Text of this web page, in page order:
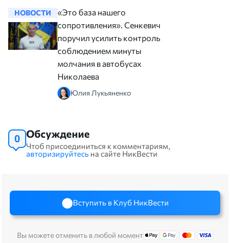
НОВОСТИ
«Это база нашего
сопротивления». Сенкевич
поручил усилить контроль за
соблюдением минуты
молчания в автобусах
Николаева
Юлия Лукьяненко
0 Обсуждение
Чтоб присоединиться к комментариям,
авторизируйтесь на сайте НикВести
Вступить в Клуб НикВести
Вы можете отменить в любой момент